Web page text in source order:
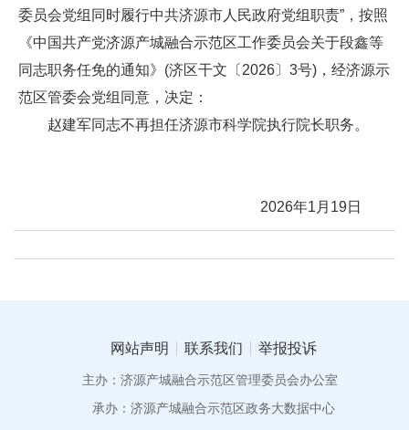
委员会党组同时履行中共济源市人民政府党组职责”，按照
《中国共产党济源产城融合示范区工作委员会关于段鑫等
同志职务任免的通知》(济区干文〔2026〕3号)，经济源示
范区管委会党组同意，决定：
赵建军同志不再担任济源市科学院执行院长职务。
2026年1月19日
网站声明 联系我们 举报投诉
主办：济源产城融合示范区管理委员会办公室
承办：济源产城融合示范区政务大数据中心